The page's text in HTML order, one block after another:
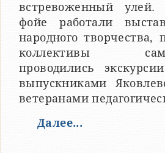
встревоженный улей.
фойе работали
народного творчества,
коллективы
проводились
выпускниками
ветеранами
Далее...